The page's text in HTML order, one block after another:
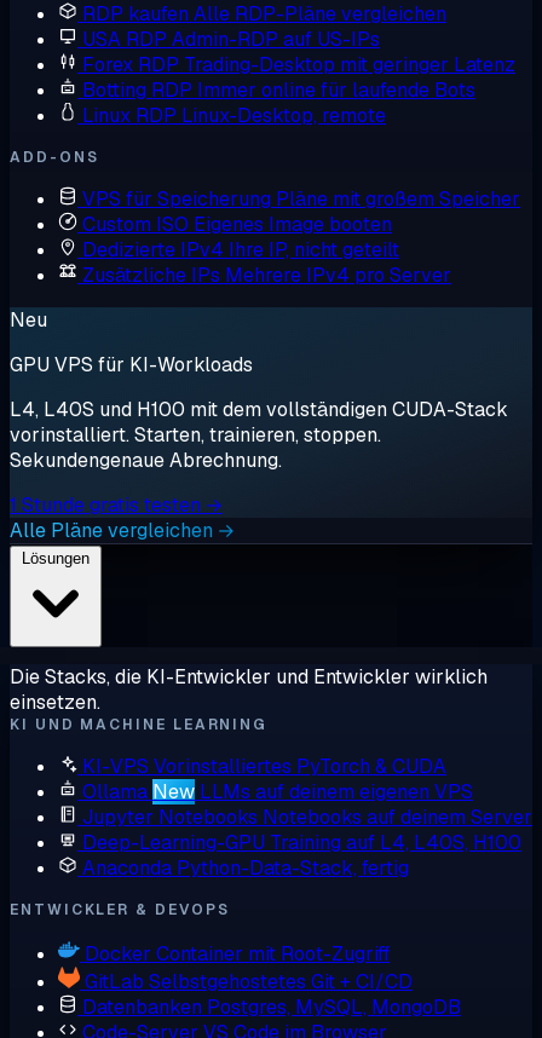
RDP kaufen Alle RDP-Pläne vergleichen
USA RDP Admin-RDP auf US-IPs
Forex RDP Trading-Desktop mit geringer Latenz
Botting RDP Immer online für laufende Bots
Linux RDP Linux-Desktop, remote
ADD-ONS
VPS für Speicherung Pläne mit großem Speicher
Custom ISO Eigenes Image booten
Dedizierte IPv4 Ihre IP, nicht geteilt
Zusätzliche IPs Mehrere IPv4 pro Server
Neu
GPU VPS für KI-Workloads
L4, L40S und H100 mit dem vollständigen CUDA-Stack
vorinstalliert. Starten, trainieren, stoppen.
Sekundengenaue Abrechnung.
1 Stunde gratis testen →
Alle Pläne vergleichen →
Die Stacks, die KI-Entwickler und Entwickler wirklich
einsetzen.
KI UND MACHINE LEARNING
KI-VPS Vorinstalliertes PyTorch & CUDA
Ollama New LLMs auf deinem eigenen VPS
Jupyter Notebooks Notebooks auf deinem Server
Deep-Learning-GPU Training auf L4, L40S, H100
Anaconda Python-Data-Stack, fertig
ENTWICKLER & DEVOPS
Docker Container mit Root-Zugriff
GitLab Selbstgehostetes Git + CI/CD
Datenbanken Postgres, MySQL, MongoDB
Code-Server VS Code im Browser